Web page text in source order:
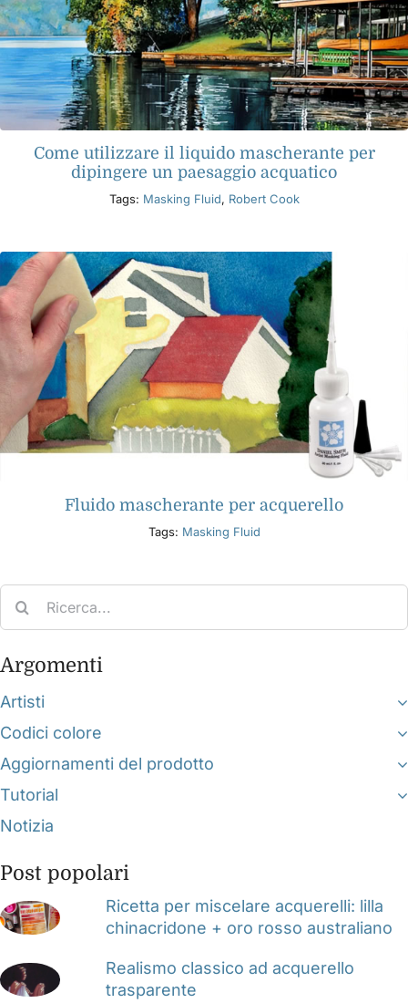
Come utilizzare il liquido mascherante per
dipingere un paesaggio acquatico
Tags: Masking Fluid, Robert Cook
Fluido mascherante per acquerello
Tags: Masking Fluid
Argomenti
Artisti
Codici colore
Aggiornamenti del prodotto
Tutorial
Notizia
Post popolari
Ricetta per miscelare acquerelli: lilla
chinacridone + oro rosso australiano
Realismo classico ad acquerello
trasparente